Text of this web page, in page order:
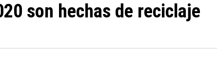
son hechas de reciclaje